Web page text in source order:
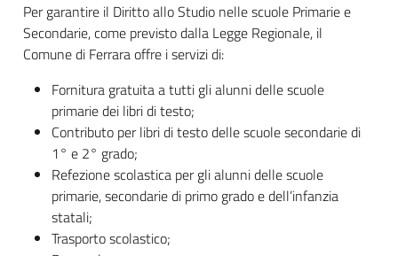
Per garantire il Diritto allo Studio nelle scuole Primarie e
Secondarie, come previsto dalla Legge Regionale, il
Comune di Ferrara offre i servizi di:
Fornitura gratuita a tutti gli alunni delle scuole
primarie dei libri di testo;
Contributo per libri di testo delle scuole secondarie di
1° e 2° grado;
Refezione scolastica per gli alunni delle scuole
primarie, secondarie di primo grado e dell’infanzia
statali;
Trasporto scolastico;